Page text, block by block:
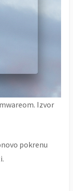
Izvor
pokrenu